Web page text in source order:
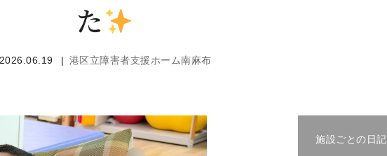
た
2026.06.19 港区立障害者支援ホーム南麻布
施設ごとの日記